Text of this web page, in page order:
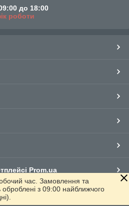
до 18:00
роботи
Prom.ua
час. Замовлення та
оброблені з 09:00 найближчого